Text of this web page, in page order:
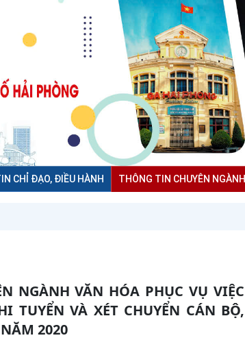
CHỈ ĐẠO, ĐIỀU HÀNH THÔNG TIN CHUYÊN NGÀNH
TUYỂN VÀ XÉT CHUYỂN CÁN BỘ,
2020